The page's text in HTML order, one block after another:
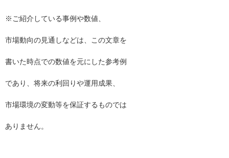
※ご紹介している事例や数値、
市場動向の見通しなどは、この文章を
書いた時点での数値を元にした参考例
であり、将来の利回りや運用成果、
市場環境の変動等を保証するものでは
ありません。